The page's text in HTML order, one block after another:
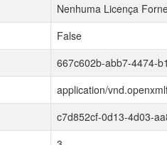
Nenhuma Licença
False
667c602b-abb7-4474-
application/
c7d852cf-0d13-4d03-